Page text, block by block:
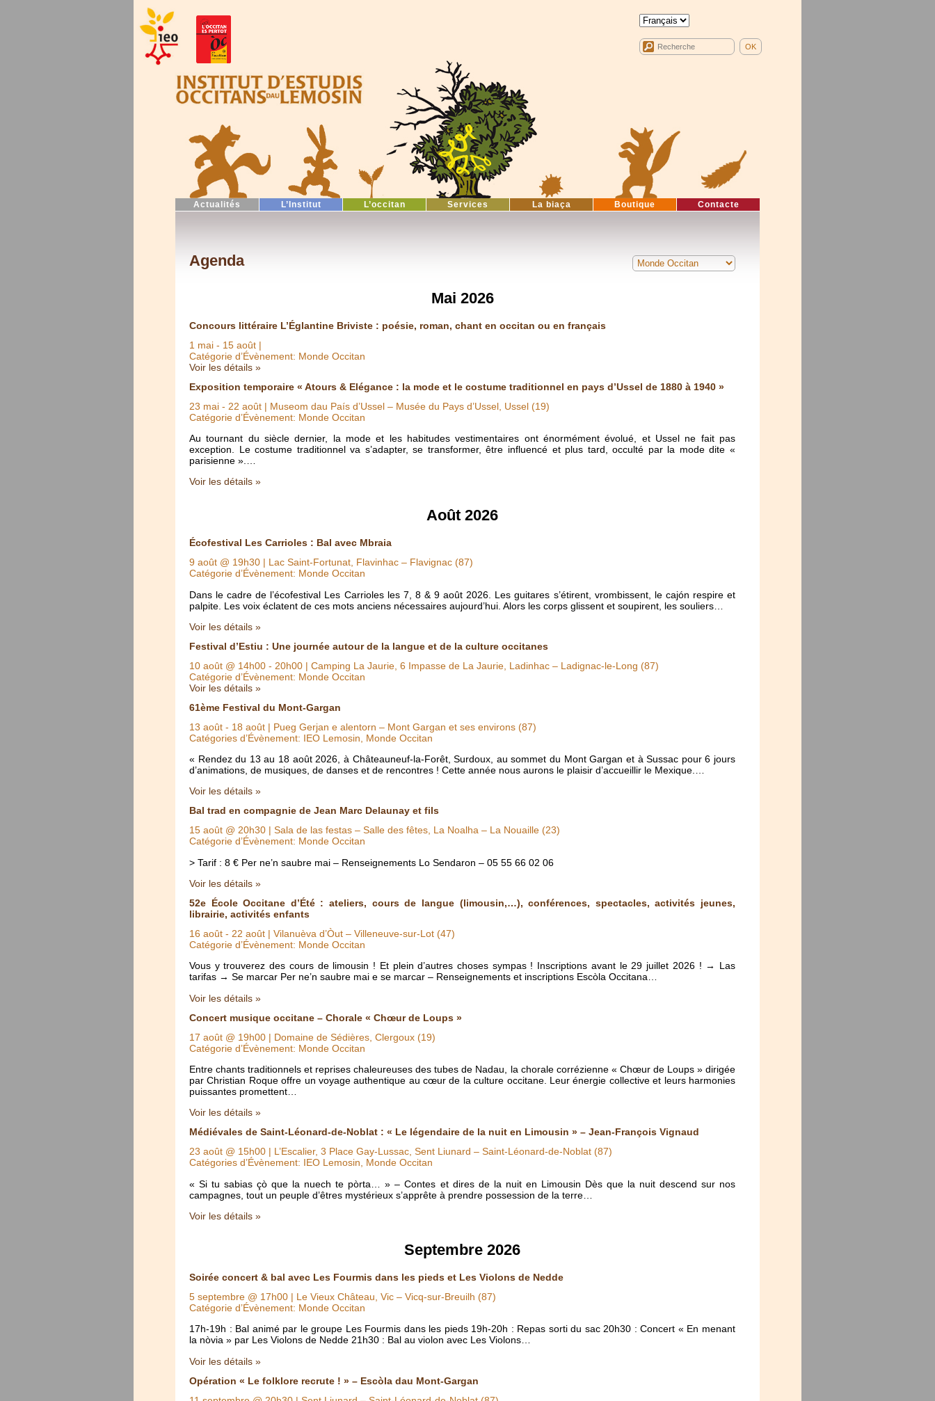
Actualités L’Institut L’occitan Services La biaça Boutique Contacte
Agenda
Mai 2026
Concours littéraire L’Églantine Briviste : poésie, roman, chant en occitan ou en français
1 mai - 15 août |
Catégorie d’Évènement: Monde Occitan
Voir les détails »
Exposition temporaire « Atours & Elégance : la mode et le costume traditionnel en pays d’Ussel de 1880 à 1940 »
23 mai - 22 août | Museom dau País d’Ussel – Musée du Pays d’Ussel, Ussel (19)
Catégorie d’Évènement: Monde Occitan
Au tournant du siècle dernier, la mode et les habitudes vestimentaires ont énormément évolué, et Ussel ne fait pas
exception. Le costume traditionnel va s’adapter, se transformer, être influencé et plus tard, occulté par la mode dite «
parisienne ».…
Voir les détails »
Août 2026
Écofestival Les Carrioles : Bal avec Mbraia
9 août @ 19h30 | Lac Saint-Fortunat, Flavinhac – Flavignac (87)
Catégorie d’Évènement: Monde Occitan
Dans le cadre de l’écofestival Les Carrioles les 7, 8 & 9 août 2026. Les guitares s’étirent, vrombissent, le cajón respire et
palpite. Les voix éclatent de ces mots anciens nécessaires aujourd’hui. Alors les corps glissent et soupirent, les souliers…
Voir les détails »
Festival d’Estiu : Une journée autour de la langue et de la culture occitanes
10 août @ 14h00 - 20h00 | Camping La Jaurie, 6 Impasse de La Jaurie, Ladinhac – Ladignac-le-Long (87)
Catégorie d’Évènement: Monde Occitan
Voir les détails »
61ème Festival du Mont-Gargan
13 août - 18 août | Pueg Gerjan e alentorn – Mont Gargan et ses environs (87)
Catégories d’Évènement: IEO Lemosin, Monde Occitan
« Rendez du 13 au 18 août 2026, à Châteauneuf-la-Forêt, Surdoux, au sommet du Mont Gargan et à Sussac pour 6 jours
d’animations, de musiques, de danses et de rencontres ! Cette année nous aurons le plaisir d’accueillir le Mexique.…
Voir les détails »
Bal trad en compagnie de Jean Marc Delaunay et fils
15 août @ 20h30 | Sala de las festas – Salle des fêtes, La Noalha – La Nouaille (23)
Catégorie d’Évènement: Monde Occitan
> Tarif : 8 € Per ne’n saubre mai – Renseignements Lo Sendaron – 05 55 66 02 06
Voir les détails »
52e École Occitane d’Été : ateliers, cours de langue (limousin,…), conférences, spectacles, activités jeunes,
librairie, activités enfants
16 août - 22 août | Vilanuèva d’Òut – Villeneuve-sur-Lot (47)
Catégorie d’Évènement: Monde Occitan
Vous y trouverez des cours de limousin ! Et plein d’autres choses sympas ! Inscriptions avant le 29 juillet 2026 ! → Las
tarifas → Se marcar Per ne’n saubre mai e se marcar – Renseignements et inscriptions Escòla Occitana…
Voir les détails »
Concert musique occitane – Chorale « Chœur de Loups »
17 août @ 19h00 | Domaine de Sédières, Clergoux (19)
Catégorie d’Évènement: Monde Occitan
Entre chants traditionnels et reprises chaleureuses des tubes de Nadau, la chorale corrézienne « Chœur de Loups » dirigée
par Christian Roque offre un voyage authentique au cœur de la culture occitane. Leur énergie collective et leurs harmonies
puissantes promettent…
Voir les détails »
Médiévales de Saint-Léonard-de-Noblat : « Le légendaire de la nuit en Limousin » – Jean-François Vignaud
23 août @ 15h00 | L’Escalier, 3 Place Gay-Lussac, Sent Liunard – Saint-Léonard-de-Noblat (87)
Catégories d’Évènement: IEO Lemosin, Monde Occitan
« Si tu sabias çò que la nuech te pòrta… » – Contes et dires de la nuit en Limousin Dès que la nuit descend sur nos
campagnes, tout un peuple d’êtres mystérieux s’apprête à prendre possession de la terre…
Voir les détails »
Septembre 2026
Soirée concert & bal avec Les Fourmis dans les pieds et Les Violons de Nedde
5 septembre @ 17h00 | Le Vieux Château, Vic – Vicq-sur-Breuilh (87)
Catégorie d’Évènement: Monde Occitan
17h-19h : Bal animé par le groupe Les Fourmis dans les pieds 19h-20h : Repas sorti du sac 20h30 : Concert « En menant
la nòvia » par Les Violons de Nedde 21h30 : Bal au violon avec Les Violons…
Voir les détails »
Opération « Le folklore recrute ! » – Escòla dau Mont-Gargan